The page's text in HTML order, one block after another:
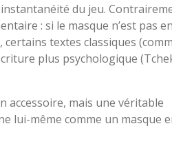
du jeu.
: si le masque n’est pas en
textes classiques
plus psychologique
accessoire, mais une véritable
lui-même comme un masque